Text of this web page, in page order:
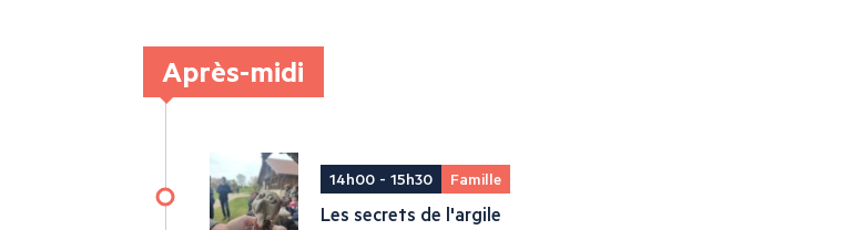
Après-midi
14h00 - 15h30 Famille
Les secrets de l'argile